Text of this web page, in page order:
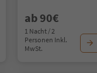
ab 90€
1 Nacht / 2
Personen Inkl.
MwSt.